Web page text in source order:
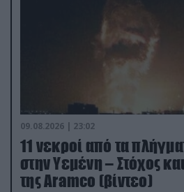
09.08.2026 | 23:02
11 νεκροί από τα
στην Υεμένη – Στόχος
της Aramco (βίντεο)